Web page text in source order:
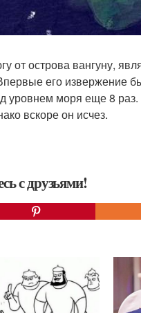
от острова вангуну,
его извержение
уровнем моря еще 8
вскоре он исчез.
с друзьями!